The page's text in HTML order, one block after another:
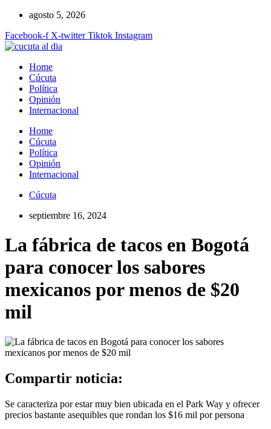
contenido
agosto 5, 2026
Facebook-f X-twitter Tiktok Instagram
Home
Cúcuta
Política
Opinión
Internacional
Home
Cúcuta
Política
Opinión
Internacional
Cúcuta
septiembre 16, 2024
La fábrica de tacos en Bogotá
para conocer los sabores
mexicanos por menos de $20
mil
Compartir noticia:
Se caracteriza por estar muy bien ubicada en el Park Way y ofrecer
precios bastante asequibles que rondan los $16 mil por persona